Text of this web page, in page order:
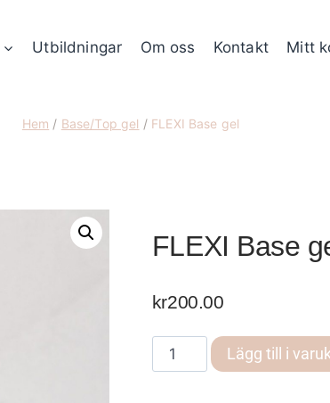
Utbildningar Om oss Kontakt Mitt
Hem / Base/Top gel / FLEXI Base gel
FLEXI Base
kr200.00
FLEXI
Base
Lägg till i